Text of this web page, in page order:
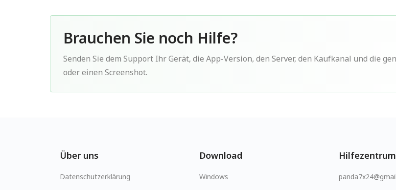
Brauchen Sie noch Hilfe?
Senden Sie dem Support Ihr Gerät, die App-Version, den Server, den Kaufkanal und die
oder einen Screenshot.
Über uns
Datenschutzerklärung
Download
Windows
Hilfezentrum